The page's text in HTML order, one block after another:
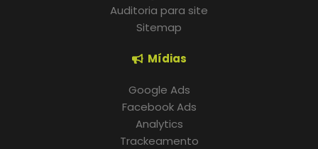
Auditoria para site
Sitemap
Mídias
Google Ads
Facebook Ads
Analytics
Trackeamento